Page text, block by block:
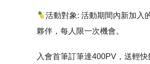
活動對象: 活動期間內新加入
夥伴，每人限一次機會。
入會首筆訂筆達400PV，送輕快